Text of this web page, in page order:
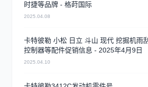
时捷等品牌 - 格莳国际
2025.04.08
卡特彼勒 小松 日立 斗山 现代 挖掘机雨
控制器等配件促销信息 - 2025年4月9日
2025.04.10